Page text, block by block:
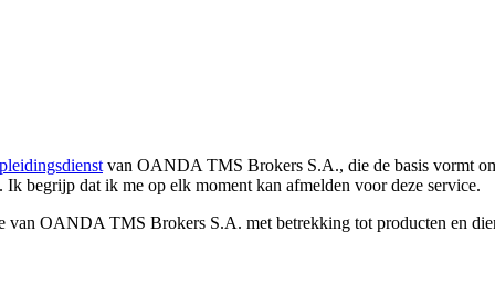
van OANDA TMS Brokers S.A., die de basis vormt
Ik begrijp dat ik me op elk moment kan afmelden voor deze service.
OANDA TMS Brokers S.A. met betrekking tot producten en